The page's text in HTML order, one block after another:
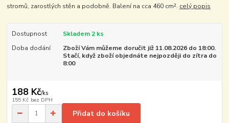
stromů, zarostlých stěn a podobně. Balení na cca 460 cm². celý popis
Dostupnost
Skladem 2 ks
Doba dodání
Zboží Vám můžeme doručit již 11.08.2026 do 18:00.
Stačí, když zboží objednáte nejpozději do zítra do
8:00
188 Kč/ks
155 Kč bez DPH
Přidat do košíku